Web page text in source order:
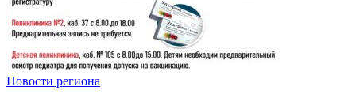
Новости региона